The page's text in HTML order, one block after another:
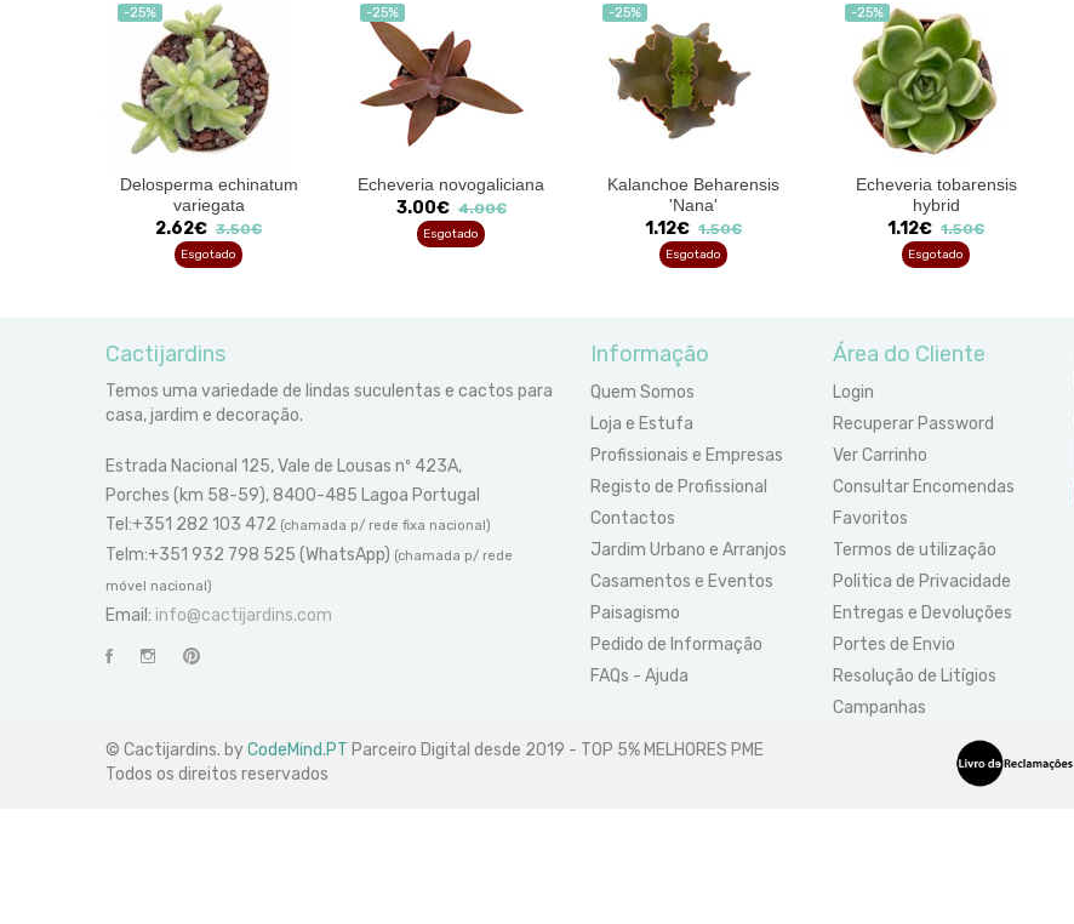
-25%
Delosperma echinatum
variegata
2.62€ 3.50€
Esgotado
-25%
Echeveria novogaliciana
3.00€ 4.00€
Esgotado
-25%
Kalanchoe Beharensis
'Nana'
1.12€ 1.50€
Esgotado
-25%
Echeveria tobarensis
hybrid
1.12€ 1.50€
Esgotado
Cactijardins
Temos uma variedade de lindas suculentas e cactos para
casa, jardim e decoração.
Estrada Nacional 125, Vale de Lousas nº 423A,
Porches (km 58-59), 8400-485 Lagoa Portugal
Tel:+351 282 103 472 (chamada p/ rede fixa nacional)
Telm:+351 932 798 525 (WhatsApp) (chamada p/ rede
móvel nacional)
Email: info@cactijardins.com
Informação
Quem Somos
Loja e Estufa
Profissionais e Empresas
Registo de Profissional
Contactos
Jardim Urbano e Arranjos
Casamentos e Eventos
Paisagismo
Pedido de Informação
FAQs - Ajuda
Área do Cliente
Login
Recuperar Password
Ver Carrinho
Consultar Encomendas
Favoritos
Termos de utilização
Politica de Privacidade
Entregas e Devoluções
Portes de Envio
Resolução de Litígios
Campanhas
© Cactijardins. byCodeMind.PT Parceiro Digital desde 2019 - TOP 5% MELHORES PME
Todos os direitos reservados